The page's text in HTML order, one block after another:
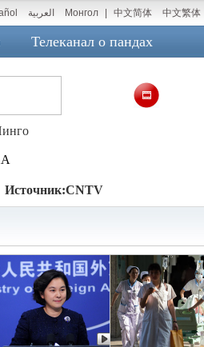
العربية Монгол 中文简体 中文繁体
Телеканал о пандах
A
Источник:CNTV